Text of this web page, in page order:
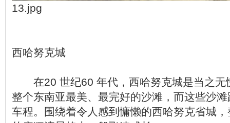
13.jpg
西哈努克城
在20 世纪60 年代，西哈努克城是当之无
整个东南亚最美、最完好的沙滩，而这些沙
车程。围绕着令人感到慵懒的西哈努克省城